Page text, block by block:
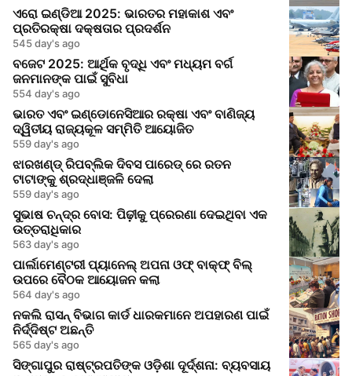
ଏରୋ ଇଣ୍ଡିଆ 2025: ଭାରତର ମହାକାଶ ଏବଂ
ପ୍ରତିରକ୍ଷା ଦକ୍ଷତାର ପ୍ରଦର୍ଶନ
545 day's ago
ବଜେଟ 2025: ଆର୍ଥିକ ବୃଦ୍ଧି ଏବଂ ମଧ୍ୟମ ବର୍ଗ
ଜନମାନଙ୍କ ପାଇଁ ସୁବିଧା
554 day's ago
ଭାରତ ଏବଂ ଇଣ୍ଡୋନେସିଆର ରକ୍ଷା ଏବଂ ବାଣିଜ୍ୟ
ଦ୍ୱିତୀୟ ରାଜ୍ୟକୂଳ ସମ୍ମିତି ଆୟୋଜିତ
559 day's ago
ଝାରଖଣ୍ଡ୍ ରିପବ୍ଲିକ ଦିବସ ପାରେଡ୍ ରେ ରତନ
ଟାଟାଙ୍କୁ ଶ୍ରଦ୍ଧାଞ୍ଜଳି ଦେଲା
559 day's ago
ସୁଭାଷ ଚନ୍ଦ୍ର ବୋସ: ପିଢ଼ୀକୁ ପ୍ରେରଣା ଦେଇଥିବା ଏକ
ଉତ୍ତରାଧିକାର
563 day's ago
ପାର୍ଲାମେଣ୍ଟରୀ ପ୍ୟାନେଲ୍ ଅପନା ଓଫ୍ ବାକ୍ଫ୍ ବିଲ୍
ଉପରେ ବୈଠକ ଆୟୋଜନ କଲା
564 day's ago
ନକଲି ରାସନ୍ ବିଭାଗ କାର୍ଡ ଧାରକମାନେ ଅପହାରଣ ପାଇଁ
ନିର୍ଦ୍ଦିଷ୍ଟ ଅଛନ୍ତି
565 day's ago
ସିଙ୍ଗାପୁର ରାଷ୍ଟ୍ରପତିଙ୍କ ଓଡ଼ିଶା ଦୂର୍ଦ୍ଶନା: ବ୍ୟବସାୟ